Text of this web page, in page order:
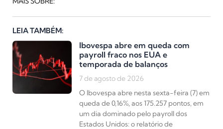
LEIA TAMBÉM:
Ibovespa abre em queda com
payroll fraco nos EUA e
temporada de balanços
7 de agosto de 2026
O Ibovespa abre nesta sexta-feira (7) em
queda de 0,16%, aos 175.257 pontos, em
um dia dominado pelo payroll dos
Estados Unidos: o relatório de